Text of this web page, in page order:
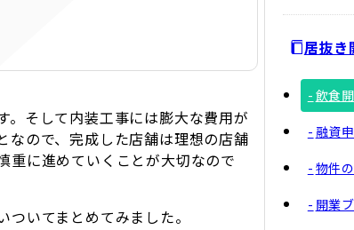
。そして内装工事には膨大な費用が
なので、完成した店舗は理想の店舗
重に進めていくことが大切なので
いてまとめてみました。
居抜き
飲食
融資
物件
開業